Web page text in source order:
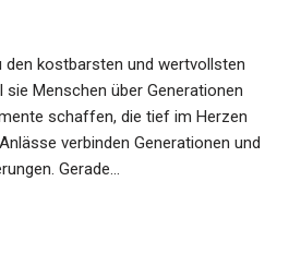
den kostbarsten und wertvollsten
sie Menschen über Generationen
schaffen, die tief im Herzen
verbinden Generationen und
Gerade…